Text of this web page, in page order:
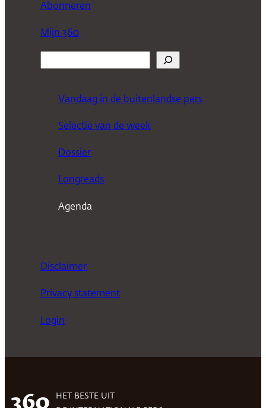
Abonneren
Mijn 360
Vandaag in de buitenlandse pers
Selectie van de week
Dossier
Longreads
Agenda
Disclaimer
Privacy statement
Login
360
HET BESTE UIT